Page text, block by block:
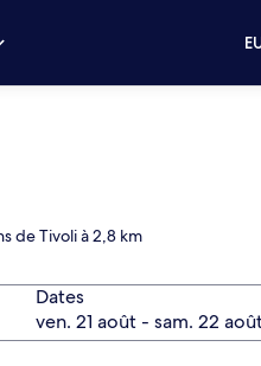
de Tivoli à 2,8 km
Dates